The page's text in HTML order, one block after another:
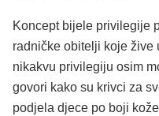
Koncept bijele privilegije
radničke obitelji koje žive
nikakvu privilegiju osim
govori kako su krivci za
podjela djece po boji